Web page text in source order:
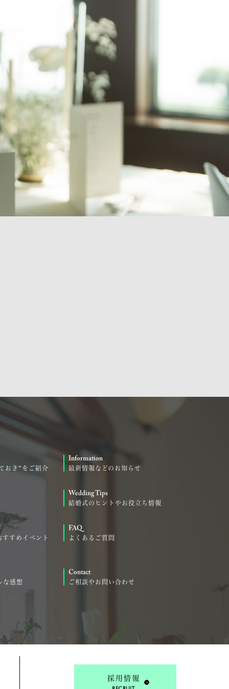
おき”をご紹介
すめイベント
な感想
Information
最新情報などのお知らせ
Wedding Tips
結婚式のヒントやお役立ち情報
FAQ
よくあるご質問
Contact
ご相談やお問い合わせ
採用情報